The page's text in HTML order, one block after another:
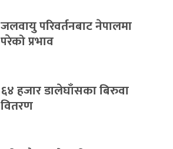
जलवायु परिवर्तनबाट नेपालमा
परेको प्रभाव
६४ हजार डालेघाँसका बिरुवा
वितरण